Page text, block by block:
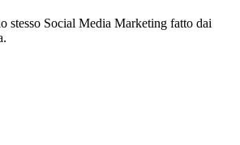
stesso Social Media Marketing fatto dai